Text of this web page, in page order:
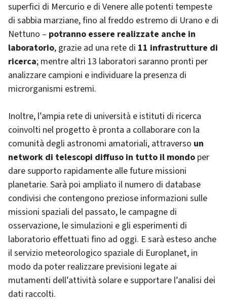
superfici di Mercurio e di Venere alle potenti tempeste
di sabbia marziane, fino al freddo estremo di Urano e di
Nettuno – potranno essere realizzate anche in
laboratorio, grazie ad una rete di 11 infrastrutture di
ricerca; mentre altri 13 laboratori saranno pronti per
analizzare campioni e individuare la presenza di
microrganismi estremi.
Inoltre, l’ampia rete di università e istituti di ricerca
coinvolti nel progetto è pronta a collaborare con la
comunità degli astronomi amatoriali, attraverso un
network di telescopi diffuso in tutto il mondo per
dare supporto rapidamente alle future missioni
planetarie. Sarà poi ampliato il numero di database
condivisi che contengono preziose informazioni sulle
missioni spaziali del passato, le campagne di
osservazione, le simulazioni e gli esperimenti di
laboratorio effettuati fino ad oggi. E sarà esteso anche
il servizio meteorologico spaziale di Europlanet, in
modo da poter realizzare previsioni legate ai
mutamenti dell’attività solare e supportare l’analisi dei
dati raccolti.